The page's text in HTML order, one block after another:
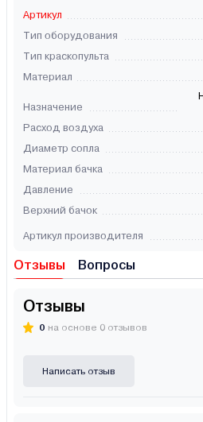
Артикул
Тип оборудования
Тип краскопульта
Материал
Назначение
Расход воздуха
Диаметр сопла
Материал бачка
Давление
Верхний бачок
Артикул производителя
Отзывы Вопросы
Отзывы
0 на основе 0 отзывов
Написать отзыв